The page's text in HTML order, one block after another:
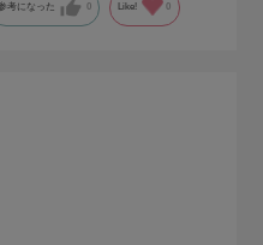
考になった 0 Like! 0